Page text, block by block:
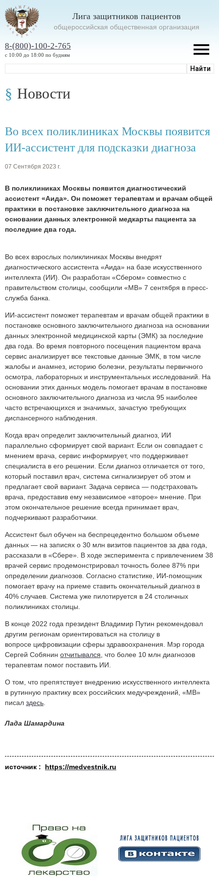
Лига защитников пациентов
oбщероссийская общественная организация
8-(800)-100-2-765
с 10:00 до 18:00 по будням
Новости
Во всех поликлиниках Москвы появится
ИИ-ассистент для подсказки диагноза
07 Сентября 2023 г.
В поликлиниках Москвы появится диагностический
ассистент «Аида». Он поможет терапевтам и врачам общей
практики в постановке заключительного диагноза на
основании данных электронной медкарты пациента за
последние два года.
Во всех взрослых поликлиниках Москвы внедрят
диагностического ассистента «Аида» на базе искусственного
интеллекта (ИИ). Он разработан «Сбером» совместно с
правительством столицы, сообщили «МВ» 7 сентября в пресс-
служба банка.
ИИ-ассистент поможет терапевтам и врачам общей практики в
постановке основного заключительного диагноза на основании
данных электронной медицинской карты (ЭМК) за последние
два года. Во время повторного посещения пациентом врача
сервис анализирует все текстовые данные ЭМК, в том числе
жалобы и анамнез, историю болезни, результаты первичного
осмотра, лабораторных и инструментальных исследований. На
основании этих данных модель помогает врачам в постановке
основного заключительного диагноза из числа 95 наиболее
часто встречающихся и значимых, зачастую требующих
диспансерного наблюдения.
Когда врач определит заключительный диагноз, ИИ
параллельно сформирует свой вариант. Если он совпадает с
мнением врача, сервис информирует, что поддерживает
специалиста в его решении. Если диагноз отличается от того,
который поставил врач, система сигнализирует об этом и
предлагает свой вариант. Задача сервиса — подстраховать
врача, предоставив ему независимое «второе» мнение. При
этом окончательное решение всегда принимает врач,
подчеркивают разработчики.
Ассистент был обучен на беспрецедентно большом объеме
данных — на записях о 30 млн визитов пациентов за два года,
рассказали в «Сбере». В ходе эксперимента с привлечением 38
врачей сервис продемонстрировал точность более 87% при
определении диагнозов. Согласно статистике, ИИ-помощник
помогает врачу на приеме ставить окончательный диагноз в
40% случаев. Система уже пилотируется в 24 столичных
поликлиниках столицы.
В конце 2022 года президент Владимир Путин рекомендовал
другим регионам ориентироваться на столицу в
вопросе цифровизации сферы здравоохранения. Мэр города
Сергей Собянин отчитывался , что более 10 млн диагнозов
терапевтам помог поставить ИИ.
О том, что препятствует внедрению искусственного интеллекта
в рутинную практику всех российских медучреждений, «МВ»
писал здесь
Лада Шамардина
источник : https://medvestnik.ru